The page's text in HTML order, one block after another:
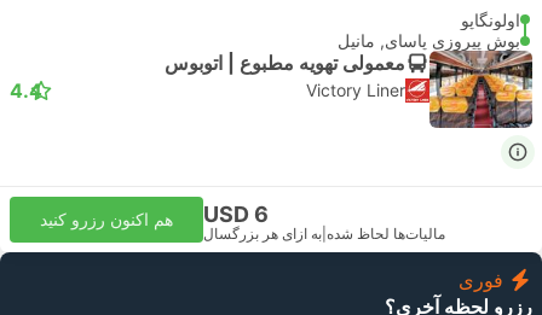
اولونگاپو
بوش پیروزی پاسای, مانیل
معمولی تهویه مطبوع | اتوبوس
Victory Liner
4.4
USD 6
مالیات‌ها لحاظ شده به ازای هر بزرگسال
هم اکنون رزرو کنید
فوری
رزرو لحظه آخری؟